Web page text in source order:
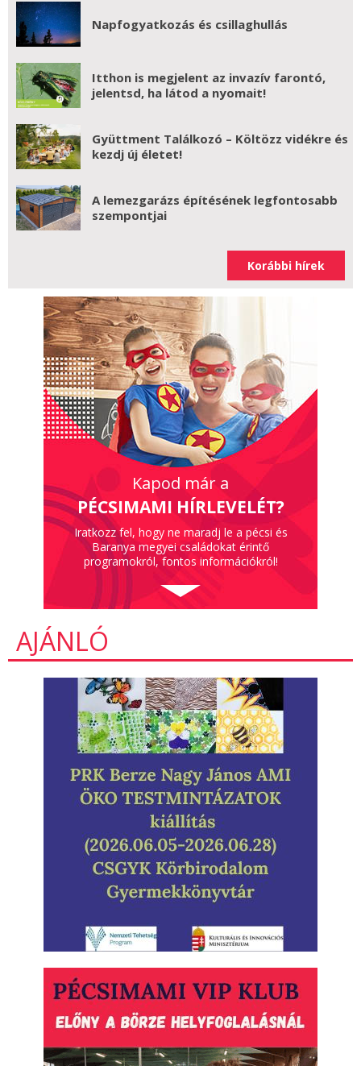
Napfogyatkozás és csillaghullás
Itthon is megjelent az invazív farontó,
jelentsd, ha látod a nyomait!
Gyüttment Találkozó – Költözz vidékre és
kezdj új életet!
A lemezgarázs építésének legfontosabb
szempontjai
Korábbi hírek
Kapod már a
PÉCSIMAMI HÍRLEVELÉT?
Iratkozz fel, hogy ne maradj le a pécsi és
Baranya megyei családokat érintő
programokról, fontos információkról!
AJÁNLÓ